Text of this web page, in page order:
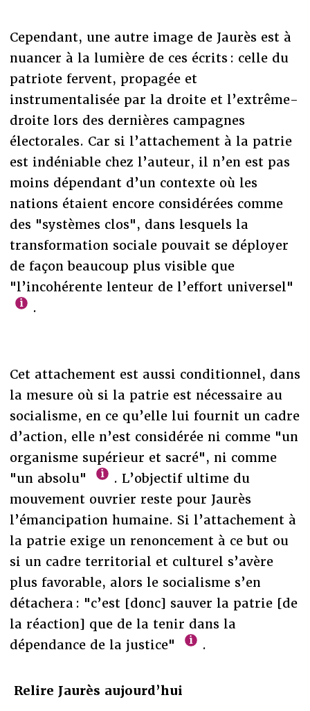
Cependant, une autre image de Jaurès est à
nuancer à la lumière de ces écrits : celle du
patriote fervent, propagée et
instrumentalisée par la droite et l’extrême-
droite lors des dernières campagnes
électorales. Car si l’attachement à la patrie
est indéniable chez l’auteur, il n’en est pas
moins dépendant d’un contexte où les
nations étaient encore considérées comme
des "systèmes clos", dans lesquels la
transformation sociale pouvait se déployer
de façon beaucoup plus visible que
"l’incohérente lenteur de l’effort universel"
.
Cet attachement est aussi conditionnel, dans
la mesure où si la patrie est nécessaire au
socialisme, en ce qu’elle lui fournit un cadre
d’action, elle n’est considérée ni comme "un
organisme supérieur et sacré", ni comme
"un absolu"
. L’objectif ultime du
mouvement ouvrier reste pour Jaurès
l’émancipation humaine. Si l’attachement à
la patrie exige un renoncement à ce but ou
si un cadre territorial et culturel s’avère
plus favorable, alors le socialisme s’en
détachera : "c’est [donc] sauver la patrie [de
la réaction] que de la tenir dans la
dépendance de la justice"
.
Relire Jaurès aujourd’hui